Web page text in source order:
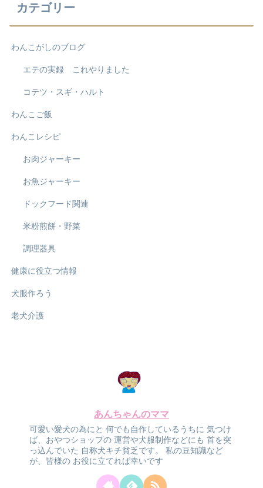
カテゴリー
わんこがしのブログ
エテの実録 これやりました
コテツ・スギ・ハルト
わんこご飯
わんこレシピ
お肉ジャーキー
お魚ジャーキー
ドックフード関連
米粉煎餅・野菜
調理器具
健康に役立つ情報
犬服作ろう
老犬介護
あんちゃんのママ
可愛い愛犬の為にと 何でも自作しているうちに 気つけ
ば、おやつショップの 運営や犬服制作などにも 首を突
っ込んでいた 自称犬キチ貧乏です。
私の豆知識など
が、皆様の お役に立てれば幸いです